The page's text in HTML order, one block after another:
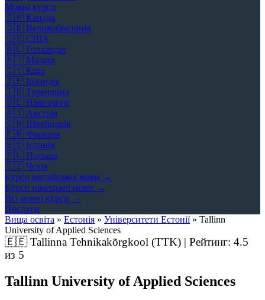
Мовні курси
🇨🇦 Канада
🇬🇧 Великобританія
🇺🇸 США
🇳🇱 Голландія
🇲🇹 Мальта
🇨🇾 Кіпр
🇮🇪 Ірландія
🇹🇷 Туреччина
🇩🇪 Німеччина
🇦🇹 Австрія
🇨🇭 Швейцарія
🇫🇷 Франція
🇪🇸 Іспанія
🇵🇱 Польща
🇨🇿 Чехія
Курси англійської мови →
Курси німецької мови →
Всі мовні курси →
Послуги
Вища освіта » Естонія » Університети Естонії» Tallinn
University of Applied Sciences
🇪🇪Tallinna Tehnikakõrgkool (TTK) | Рейтинг: 4.5
из 5
Tallinn University of Applied Sciences